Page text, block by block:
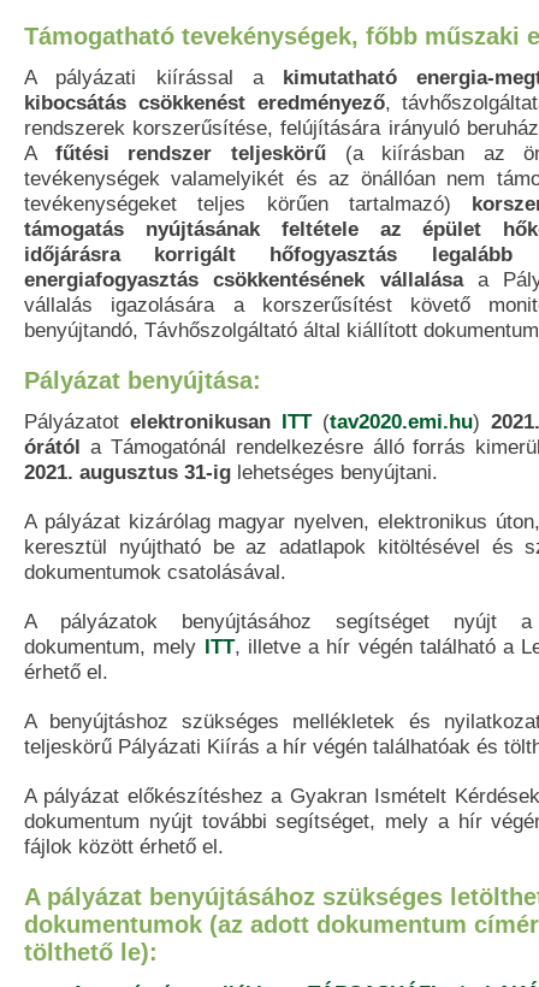
Támogatható tevekénységek, főbb műszaki
A pályázati kiírással a kimutatható energia-
kibocsátás csökkenést eredményező,
rendszerek korszerűsítése, felújítására irányuló
A fűtési rendszer teljeskörű(a kiírásban az
tevékenységek valamelyikét és az önállóan nem
tevékenységeket teljes körűen tartalmazó)
támogatás nyújtásának feltétele az épület
időjárásra korrigált hőfogyasztás legalább
energiafogyasztás csökkentésének vállalása a
vállalás igazolására a korszerűsítést követő
benyújtandó, Távhőszolgáltató által kiállított
Pályázat benyújtása:
Pályázatot elektronikusan ITT(tav2020.emi.hu)
órától a Támogatónál rendelkezésre álló forrás
2021. augusztus 31-ig lehetséges benyújtani.
A pályázat kizárólag magyar nyelven, elektronikus
keresztül nyújtható be az adatlapok kitöltésével és
dokumentumok csatolásával.
A pályázatok benyújtásához segítséget nyújt
dokumentum, mely ITT, illetve a hír végén található a
érhető el.
A benyújtáshoz szükséges mellékletek és
teljeskörű Pályázati Kiírás a hír végén találhatóak és
A pályázat előkészítéshez a Gyakran Ismételt
dokumentum nyújt további segítséget, mely a hír
fájlok között érhető el.
A pályázat benyújtásához szükséges
dokumentumok (az adott dokumentum
tölthető le):